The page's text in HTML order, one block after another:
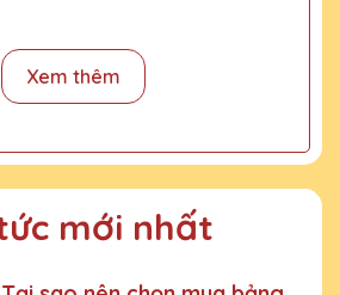
chuyên nghiệp, chúng tôi tự tin
những sản phẩm chất lượng,
dung, họa tiết rõ nét, bền màu.
xuất
Xem thêm
mới nhất